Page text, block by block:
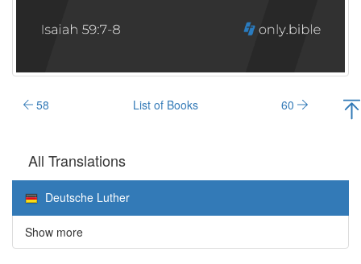
58 List of Books 60
All Translations
Deutsche Luther
Show more